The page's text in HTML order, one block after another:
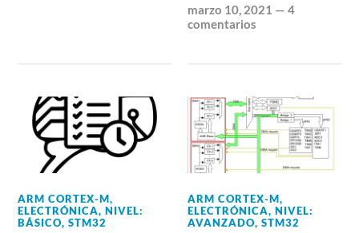
marzo 10, 2021 —4
comentarios
ARM CORTEX-M,
ELECTRÓNICA,NIVEL:
BÁSICO,STM32
ARM CORTEX-M,
ELECTRÓNICA,NIVEL:
AVANZADO,STM32